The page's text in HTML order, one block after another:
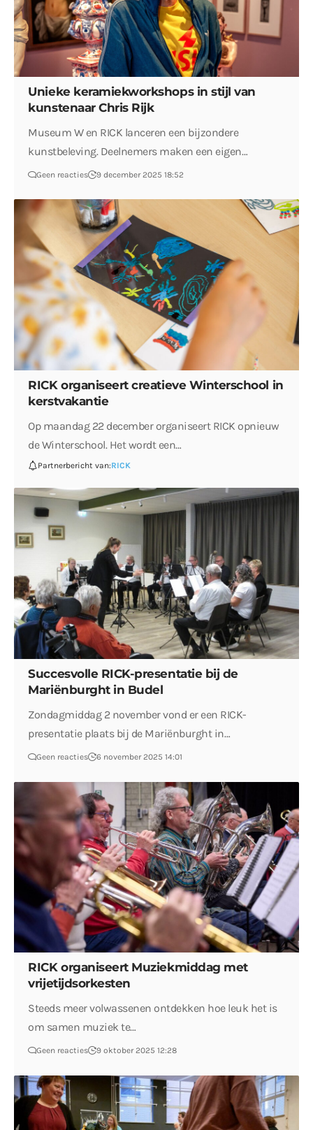
Unieke keramiekworkshops in stijl van
kunstenaar Chris Rijk
Museum W en RICK lanceren een bijzondere
kunstbeleving. Deelnemers maken een eigen…
Geen reacties 9 december 2025 18:52
RICK organiseert creatieve Winterschool in
kerstvakantie
Op maandag 22 december organiseert RICK opnieuw
de Winterschool. Het wordt een…
Partnerbericht van:RICK
Succesvolle RICK-presentatie bij de
Mariënburght in Budel
Zondagmiddag 2 november vond er een RICK-
presentatie plaats bij de Mariënburght in…
Geen reacties 6 november 2025 14:01
RICK organiseert Muziekmiddag met
vrijetijdsorkesten
Steeds meer volwassenen ontdekken hoe leuk het is
om samen muziek te…
Geen reacties 9 oktober 2025 12:28